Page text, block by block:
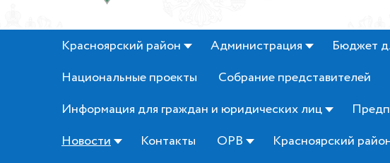
Красноярский район Администрация Бюджет
Национальные проекты
Собрание представителей
Информация для граждан и юридических лиц
Новости
Контакты ОРВ Красноярский